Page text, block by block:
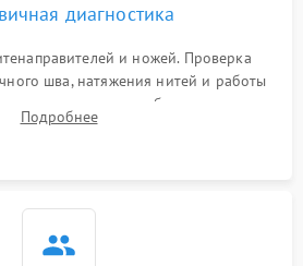
диагностика
и ножей. Проверка
шва, натяжения нитей и работы
пропусков стежков, обрывов нити,
среза ткани на тестовом образце.
Подробнее